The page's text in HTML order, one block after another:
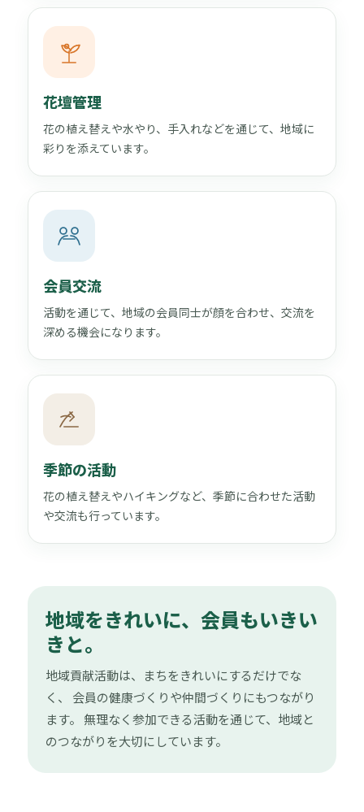
花壇管理
花の植え替えや水やり、手入れなどを通じて、地域に
彩りを添えています。
会員交流
活動を通じて、地域の会員同士が顔を合わせ、交流を
深める機会になります。
季節の活動
花の植え替えやハイキングなど、季節に合わせた活動
や交流も行っています。
地域をきれいに、会員もいきい
きと。
地域貢献活動は、まちをきれいにするだけでな
く、 会員の健康づくりや仲間づくりにもつながり
ます。 無理なく参加できる活動を通じて、地域と
のつながりを大切にしています。